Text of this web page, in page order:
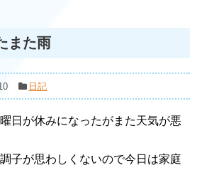
また雨
日記
日が休みになったがまた天気が悪
子が思わしくないので今日は家庭